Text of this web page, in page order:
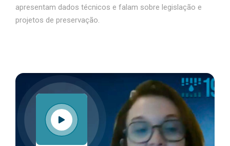
apresentam dados técnicos e falam sobre legislação e
projetos de preservação.